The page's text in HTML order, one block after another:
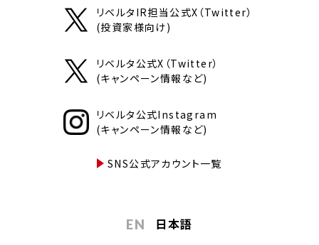
リベルタIR担当公式X（Twitter）
(投資家様向け)
リベルタ公式X（Twitter）
(キャンペーン情報など)
リベルタ公式Instagram
(キャンペーン情報など)
SNS公式アカウント一覧
EN 日本語